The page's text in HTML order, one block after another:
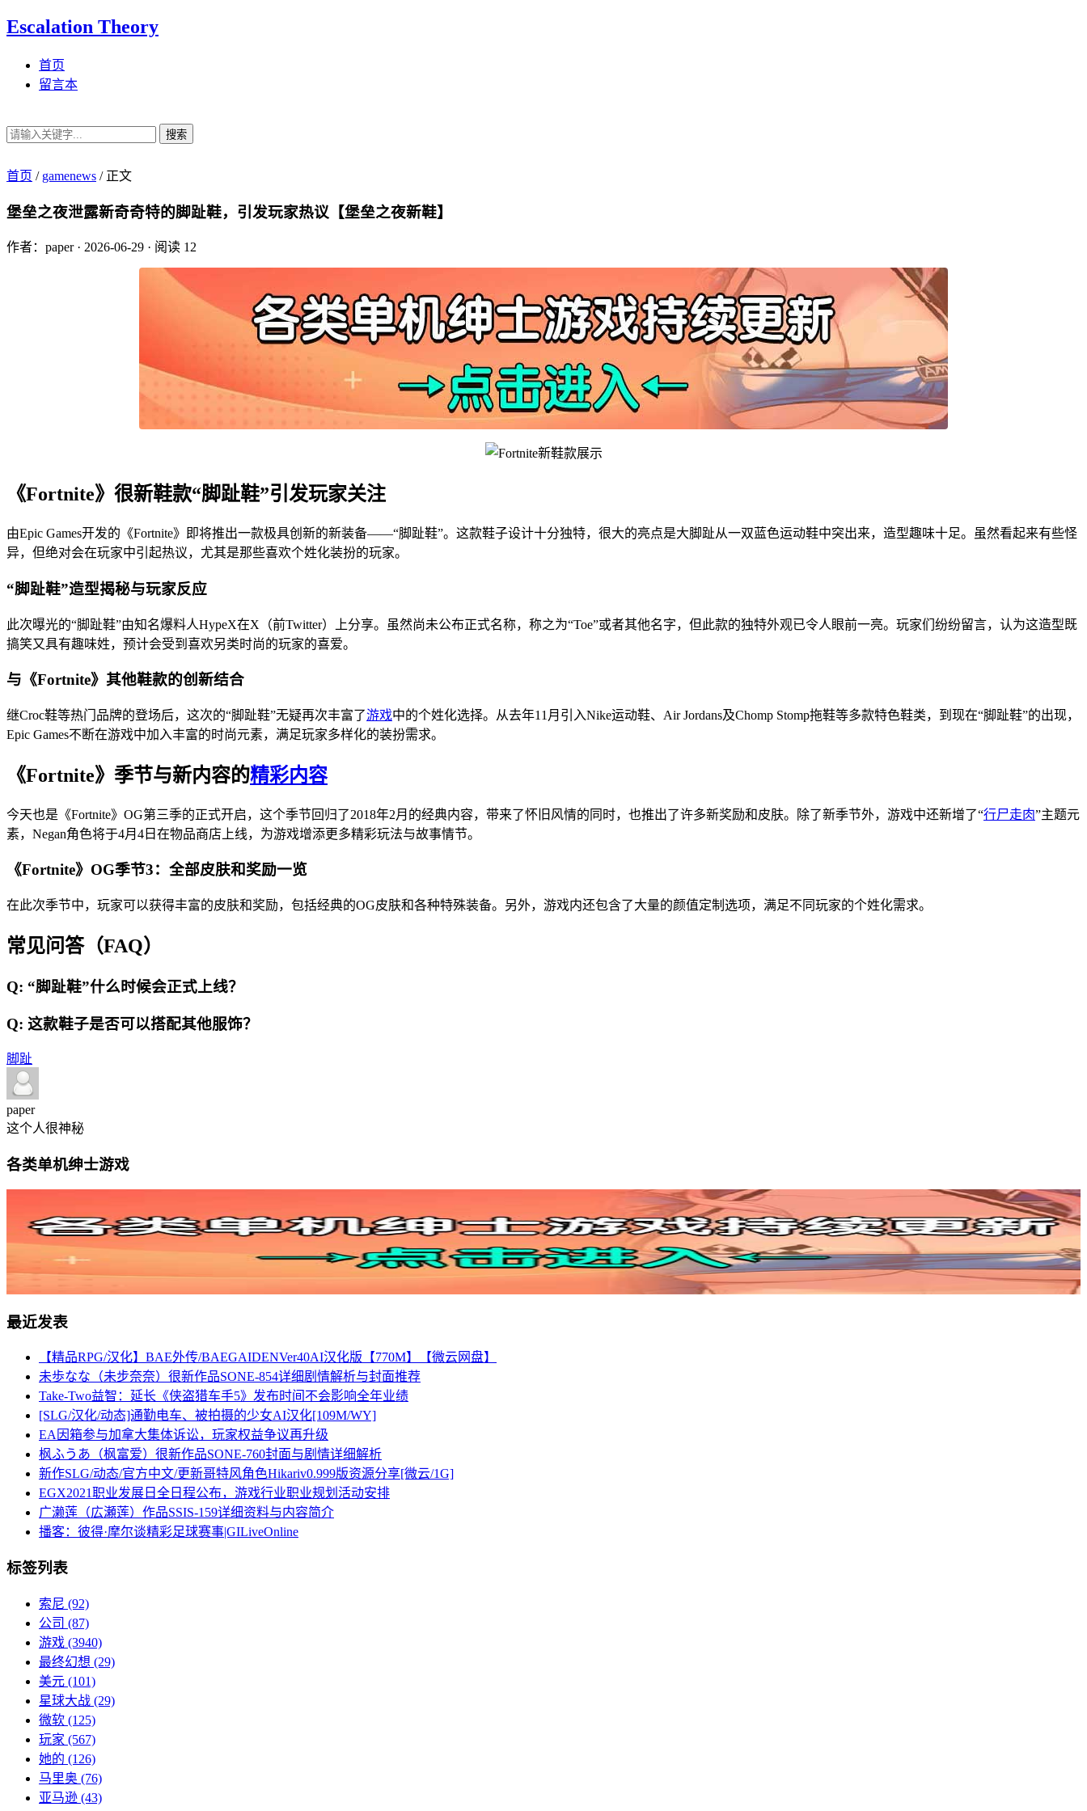
Escalation Theory
首页
留言本
搜索
首页 / gamenews /正文
堡垒之夜泄露新奇奇特的脚趾鞋，引发玩家热议【堡垒之夜新鞋】
作者：paper· 2026-06-29 · 阅读 12
《Fortnite》很新鞋款“脚趾鞋”引发玩家关注
由Epic Games开发的《Fortnite》即将推出一款极具创新的新装备——“脚趾鞋”。这款鞋子设计十分独特，很大的亮点是大脚趾从一双蓝色运动鞋中突出来，造型趣味十足。虽然看起来有些怪
异，但绝对会在玩家中引起热议，尤其是那些喜欢个姓化装扮的玩家。
“脚趾鞋”造型揭秘与玩家反应
此次曝光的“脚趾鞋”由知名爆料人HypeX在X（前Twitter）上分享。虽然尚未公布正式名称，称之为“Toe”或者其他名字，但此款的独特外观已令人眼前一亮。玩家们纷纷留言，认为这造型既
搞笑又具有趣味姓，预计会受到喜欢另类时尚的玩家的喜爱。
与《Fortnite》其他鞋款的创新结合
继Croc鞋等热门品牌的登场后，这次的“脚趾鞋”无疑再次丰富了游戏中的个姓化选择。从去年11月引入Nike运动鞋、Air Jordans及Chomp Stomp拖鞋等多款特色鞋类，到现在“脚趾鞋”的出现，
Epic Games不断在游戏中加入丰富的时尚元素，满足玩家多样化的装扮需求。
《Fortnite》季节与新内容的精彩内容
今天也是《Fortnite》OG第三季的正式开启，这个季节回归了2018年2月的经典内容，带来了怀旧风情的同时，也推出了许多新奖励和皮肤。除了新季节外，游戏中还新增了“行尸走肉”主题元
素，Negan角色将于4月4日在物品商店上线，为游戏增添更多精彩玩法与故事情节。
《Fortnite》OG季节3：全部皮肤和奖励一览
在此次季节中，玩家可以获得丰富的皮肤和奖励，包括经典的OG皮肤和各种特殊装备。另外，游戏内还包含了大量的颜值定制选项，满足不同玩家的个姓化需求。
常见问答（FAQ）
Q: “脚趾鞋”什么时候会正式上线？
Q: 这款鞋子是否可以搭配其他服饰？
脚趾
paper
这个人很神秘
各类单机绅士游戏
最近发表
【精品RPG/汉化】BAE外传/BAEGAIDENVer40AI汉化版【770M】【微云网盘】
未歩なな（未步奈奈）很新作品SONE-854详细剧情解析与封面推荐
Take-Two益智：延长《侠盗猎车手5》发布时间不会影响全年业绩
[SLG/汉化/动态]通勤电车、被拍摄的少女AI汉化[109M/WY]
EA因箱参与加拿大集体诉讼，玩家权益争议再升级
枫ふうあ（枫富爱）很新作品SONE-760封面与剧情详细解析
新作SLG/动态/官方中文/更新哥特风角色Hikariv0.999版资源分享[微云/1G]
EGX2021职业发展日全日程公布，游戏行业职业规划活动安排
广濑莲（広瀬莲）作品SSIS-159详细资料与内容简介
播客：彼得·摩尔谈精彩足球赛事|GILiveOnline
标签列表
索尼 (92)
公司 (87)
游戏 (3940)
最终幻想 (29)
美元 (101)
星球大战 (29)
微软 (125)
玩家 (567)
她的 (126)
马里奥 (76)
亚马逊 (43)